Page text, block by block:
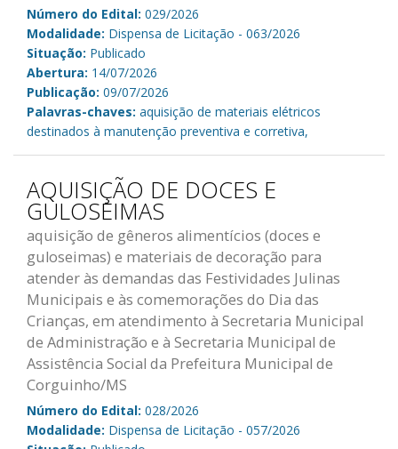
Número do Edital: 029/2026
Modalidade: Dispensa de Licitação - 063/2026
Situação: Publicado
Abertura: 14/07/2026
Publicação: 09/07/2026
Palavras-chaves: aquisição de materiais elétricos
destinados à manutenção preventiva e corretiva,
AQUISIÇÃO DE DOCES E
GULOSEIMAS
aquisição de gêneros alimentícios (doces e
guloseimas) e materiais de decoração para
atender às demandas das Festividades Julinas
Municipais e às comemorações do Dia das
Crianças, em atendimento à Secretaria Municipal
de Administração e à Secretaria Municipal de
Assistência Social da Prefeitura Municipal de
Corguinho/MS
Número do Edital: 028/2026
Modalidade: Dispensa de Licitação - 057/2026